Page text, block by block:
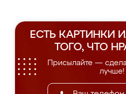
ЕСТЬ КАРТИНКИ
ТОГО, ЧТО
Присылайте —
лучше!